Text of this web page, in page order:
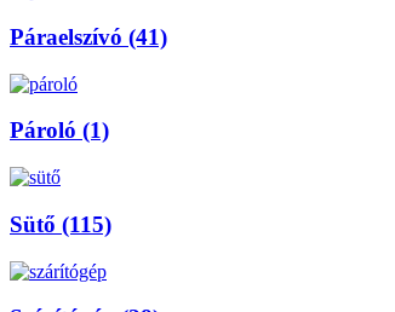
Páraelszívó (41)
Pároló (1)
Sütő (115)